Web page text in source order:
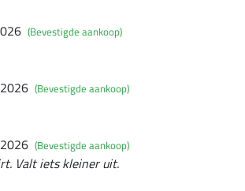
(Bevestigde aankoop)
(Bevestigde aankoop)
(Bevestigde aankoop)
Valt iets kleiner uit.